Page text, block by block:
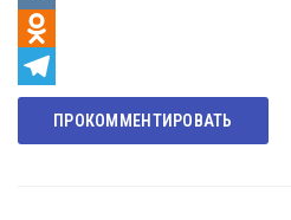
VK
Odnoklassniki
Telegram
ПРОКОММЕНТИРОВАТЬ